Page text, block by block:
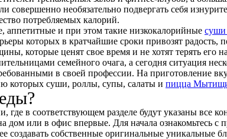
необязательно подвергать себя
потребляемых калорий.
аппетитные и при этом такие низкокалорийные
которых в кратчайшие сроки привозят
которые ценят свое время и не хотят терять его
семейного очага, а сегодня ситуация
в своей профессии. На приготовление
которых суши, роллы, супы, салаты и пицца
где в соответствующем разделе будут указаны все
дом или в офис впервые. Для начала ознакомьтесь
собственные оригинальные уникальные